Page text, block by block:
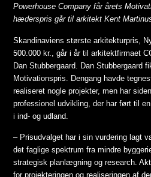
Powerhouse Company får årets
hæderspris går til arkitekt Kent
Skandinaviens største arkitekturpris,
500.000 kr., går i år til arkitektfirmaet
Dan Stubbergaard. Dan Stubbergaard
Motivationspris. Dengang havde
realiseret nogle projekter, men har
professionel udvikling, der har ført til
i ind- og udland.
– Prisudvalget har i sin vurdering lagt
det faglige spektrum fra mindre
strategisk planlægning og research.
for projekteringen og realiseringen af